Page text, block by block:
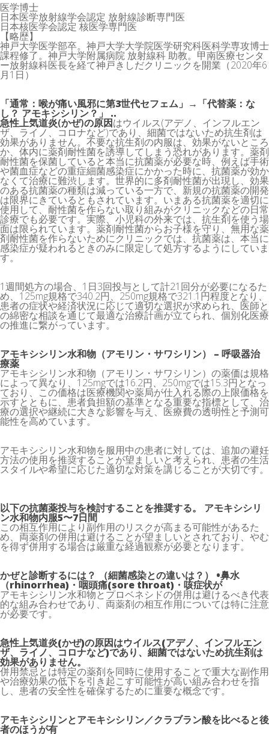
医学博士
日本医学放射線学会認定 放射線診断専門医
日本核医学会認定 核医学専門医
【略歴】
神戸大学医学部卒。神戸大学大学院医学研究科医科学専攻博士
課程修了。神戸大学附属病院 放射線科 助教。甲南医療センタ
ー放射線科医長を経て神戸きしだクリニックを開業（2020年6
月1日）
「通常：喉が痛い風邪に第3世代セフェム」→「代替薬：な
し？ アモキシシリン？」 ..
急性上気道炎(かぜ)の原因はウイルス(アデノ、インフルエン
ザ、ライノ、コロナなど)であり、細菌ではないため抗生剤は
効果がありません。不要な抗生剤の内服は、効果がないところ
か、体内に薬剤耐性菌を誘導してしまう恐れがあります。薬剤
耐性菌を保菌していると本当に抗菌薬が必要な時、例えば手術
や菌血症などの重症細菌感染症にかかった時に、抗菌薬が効か
なくて治療に難渋します。世界的に多剤耐性菌が出現し、効果
のある抗菌薬の種類は減っている一方で、新規の抗菌薬の開発
は限界にきているともされています。いまある抗菌薬を適切に
使用して、耐性菌を作らない取り組みがクリニックなどの日常
診療でも必要です。実際、小児科の外来では、抗生剤を使う場
面は限られています。薬剤耐性菌からお子様を守り、無用な薬
剤耐性菌を作らないためにクリニックでは、抗菌薬は、本当に
感染症が疑われるときのみに限定して処方するようにしていま
す。
1週間処方の場合、1日3回投与として計21回分が必要になるた
め、125mg規格で340.2円、250mg規格で321.1円程度となり、
患者の症状や経済状況に応じて適切な選択が求められ、医師と
の綿密な相談を通じて最適な治療計画が立てられ、個別化医療
の推進に繋がっています。
アモキシシリン水和物（アモリン・サワシリン） – 呼吸器治
療薬
アモキシシリン水和物（アモリン・サワシリン）の薬価は規格
によって異なり、125mgでは16.2円、250mgでは15.3円となっ
ており、この価格は医療機関や薬局が仕入れる際の上限価格を
示すとともに、患者負担額の基準となる重要な指標として、治
療の選択や継続に大きな影響を与え、医療費の透明性と予測可
能性を高めています。
アモキシシリン水和物を服用中の患者に対しては、追加の避妊
方法の使用を推奨することが望ましいと考えられ、患者の生活
スタイルや希望に応じた適切な対策を講じることが大切です。
以下の抗菌薬投与を検討することを推奨する。 アモキシシリ
ン水和物内服5〜7日間
この相互作用により副作用のリスクが高まる可能性があるた
め、両薬剤の併用は避けることが望ましいとされており、やむ
を得ず併用する場合は厳重な経過観察が必要となります。
かぜと診断するには？ （細菌感染との違いは？） •鼻水
（rhinorrhea)・咽頭痛(sore throat)・咳症状が
アモキシシリン水和物とプロベネシドの併用は避けるべき代表
的な組み合わせであり、両薬剤の相互作用については特に注意
が必要です。
急性上気道炎(かぜ)の原因はウイルス(アデノ、インフルエン
ザ、ライノ、コロナなど)であり、細菌ではないため抗生剤は
効果がありません。
併用禁忌とは特定の薬剤を同時に使用することで重大な副作用
や治療効果の低下を引き起こす可能性が高い組み合わせを指
し、患者の安全性を確保するために重要な概念です。
アモキシシリンとアモキシシリン／クラブラン酸を比べると後
者のほうが有